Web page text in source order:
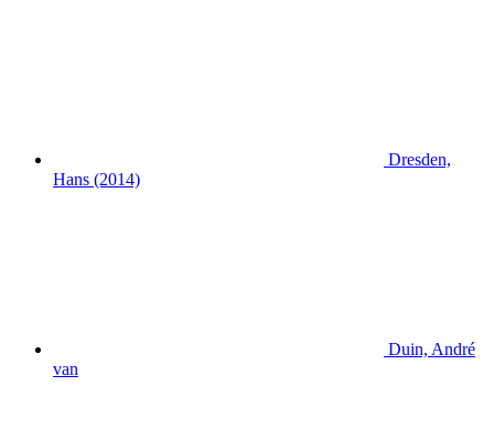
Dresden,
Hans (2014)
Duin, André
van